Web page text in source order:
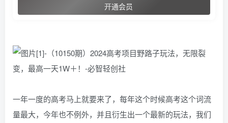
开通会员
一年一度的高考马上就要来了，每年这个时候高考这个词流
量最大，今年也不例外，并且衍生出一个最新的玩法，我们